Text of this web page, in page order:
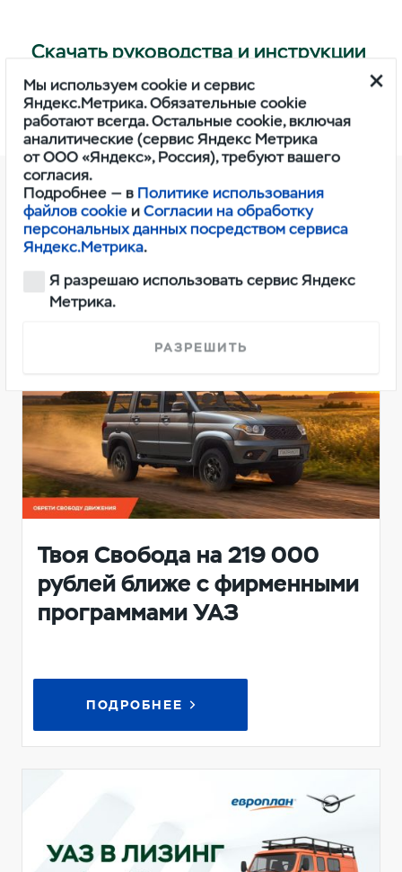
Скачать руководства и инструкции
УАЗ
Другие спецпредложения
Твоя Свобода на 219 000
рублей ближе с фирменными
программами УАЗ
ПОДРОБНЕЕ
Мы используем cookie и сервис
Яндекс.Метрика. Обязательные cookie
работают всегда. Остальные cookie, включая
аналитические (сервис Яндекс Метрика
от ООО «Яндекс», Россия), требуют вашего
согласия.
Подробнее — в Политике использования
файлов cookie иСогласии на обработку
персональных данных посредством сервиса
Яндекс.Метрика.
Я разрешаю использовать сервис Яндекс
Метрика.
РАЗРЕШИТЬ